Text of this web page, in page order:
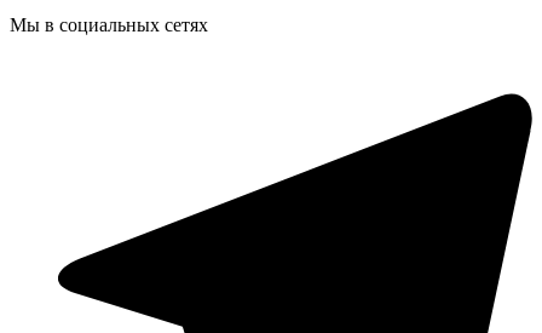
Мы в социальных сетях